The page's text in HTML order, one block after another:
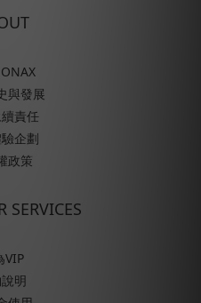
與發展
責任
企劃
政策
SERVICES
VIP
明